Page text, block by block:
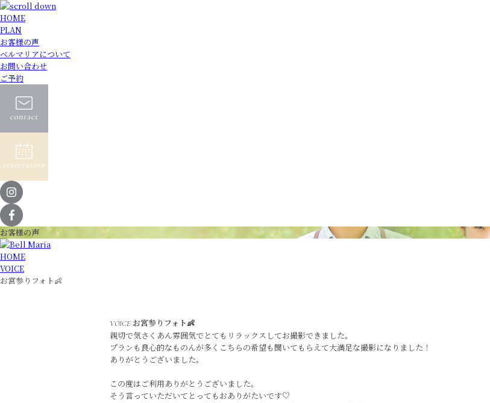
HOME
PLAN
お客様の声
ベルマリアについて
お問い合わせ
ご予約
お客様の声
HOME
VOICE
お宮参りフォト👶
VOICEお宮参りフォト👶
親切で気さくあん雰囲気でとてもリラックスしてお撮影できました。
プランも良心的なものんが多くこちらの希望も聞いてもらえて大満足な撮影になりました！
ありがとうございました。
この度はご利用ありがとうございました。
そう言っていただいてとってもおありがたいです♡